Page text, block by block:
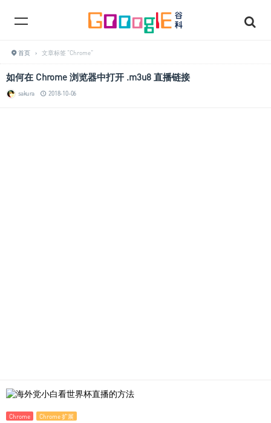
首页 › 文章标签 "Chrome"
如何在 Chrome 浏览器中打开 .m3u8 直播链接
sakura 2018-10-06
Chrome Chrome 扩展